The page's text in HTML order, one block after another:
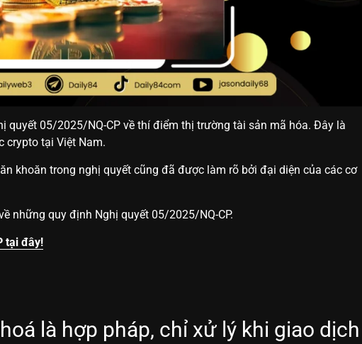
quyết 05/2025/NQ-CP về thí điểm thị trường tài sản mã hóa. Đây là
crypto tại Việt Nam.
khoăn trong nghị quyết cũng đã được làm rõ bởi đại diện của các cơ
những quy định Nghị quyết 05/2025/NQ-CP.
tại đây!
là hợp pháp, chỉ xử lý khi giao dịch